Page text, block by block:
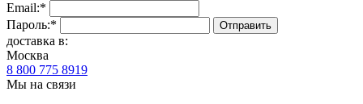
Email:*
Пароль:*
доставка в:
Москва
8 800 775 8919
Мы на связи